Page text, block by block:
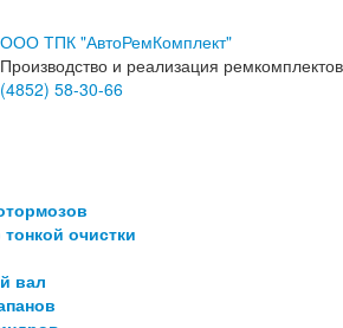
ООО ТПК "АвтоРемКомплект"
Производство и реализация ремкомплектов
(4852) 58-30-66
очистки
вал